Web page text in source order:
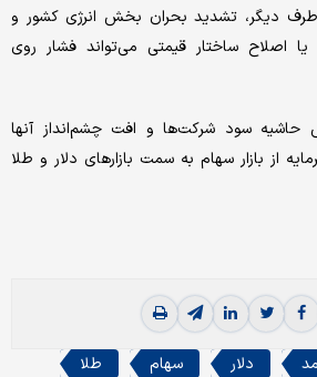
دیگر، تشدید بحران بخش انرژی کشور و
یا اصلاح ساختار قیمتی می‌تواند فشار روی
حاشیه سود شرکت‌ها و افت چشم‌انداز آنها
از بازار سهام به سمت بازارهای دلار و طلا
دلار سهام طلا